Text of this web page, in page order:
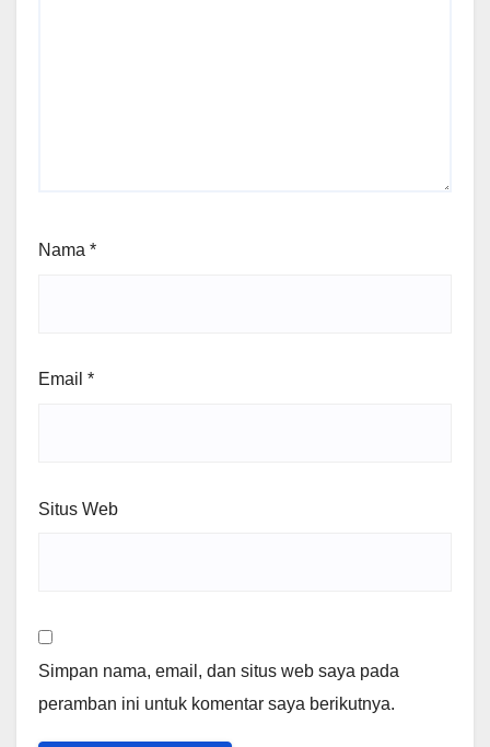
Nama *
Email *
Situs Web
Simpan nama, email, dan situs web saya pada
peramban ini untuk komentar saya berikutnya.